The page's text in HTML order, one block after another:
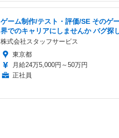
ゲーム制作/テスト・評価/SE そのゲ
界でのキャリアにしませんか バグ探
株式会社スタッフサービス
東京都
月給24万5,000円～50万円
正社員